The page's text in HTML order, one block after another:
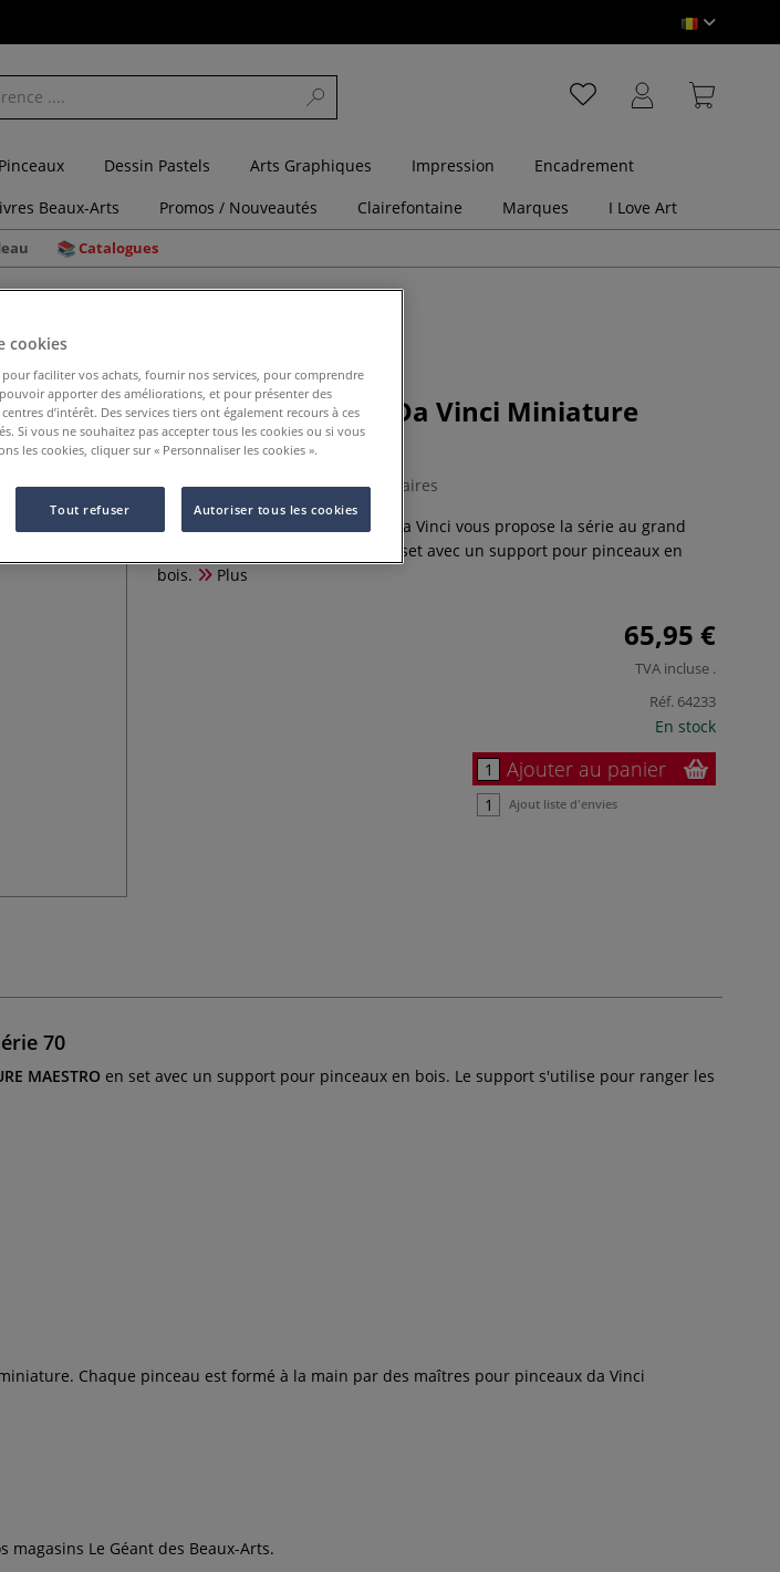
Pinceaux Dessin Pastels Arts Graphiques Impression
Encadrement
Beaux-Arts Promos / Nouveautés Clairefontaine Marques I Love Art
Catalogues
Miniature Maestro, série 70
Set de 3 pinceaux Da Vinci Miniature
Maestro, série 70
0 Commentaires
Pour une belle idée de cadeau, Da Vinci vous propose la série au grand
succès MINIATURE MAESTRO en set avec un support pour pinceaux en
bois.
Plus
65,95 €
TVA incluse .
Réf. 64233
En stock
Ajouter au panier
Ajout liste d'envies
70
MAESTRO en set avec un support pour pinceaux en bois. Le support s'utilise pour ranger les
Chaque pinceau est formé à la main par des maîtres pour pinceaux da Vinci
Le Géant des Beaux-Arts.
cookies
faciliter vos achats, fournir nos services, pour comprendre
apporter des améliorations, et pour présenter des
d’intérêt. Des services tiers ont également recours à ces
Si vous ne souhaitez pas accepter tous les cookies ou si vous
les cookies, cliquer sur « Personnaliser les cookies ».
Tout refuser Autoriser tous les cookies